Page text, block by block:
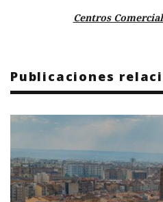
Centros
Publicaciones